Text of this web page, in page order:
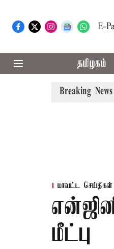
E-
தமிழகம்
Breaking News
வழக்கை வாபஸ் பெற்றார் சங்கீதா
மாவட்ட செய்திகள்
மீட்பு